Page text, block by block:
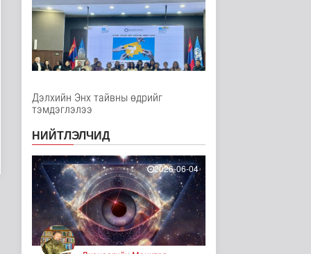
Дэлхийд
7 цаг 51 минутын өмнө
БНСУ залуу хосуудыг
гэрлэлтээ
бүртгүүлэхээс зайл..
7 цаг 54 минутын өмнө
хэрэгслийн үнэ багагүй
нэмэгдсэ..
Нийгэм
7 цаг 57 минутын өмнө
Турк, Саудын Араб,
Пакистан улсууд
батлан хамгаа..
Дэлхийд 7 цагийн өмнө
Дэлхийн Энх тайвны өдрийг
тэмдэглэлээ
НИЙТЛЭЛЧИД
2026-06-04